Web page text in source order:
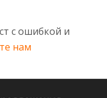
с ошибкой и
нам